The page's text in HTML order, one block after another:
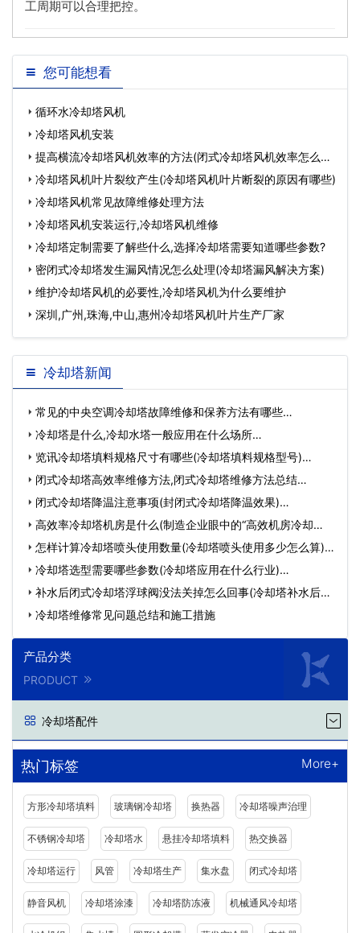
工周期可以合理把控。
您可能想看
循环水冷却塔风机
冷却塔风机安装
提高横流冷却塔风机效率的方法(闭式冷却塔风机效率怎么提
升 冷却塔风机叶片裂纹产生(冷却塔风机叶片断裂的原因有哪些)
冷却塔风机常见故障维修处理方法
冷却塔风机安装运行,冷却塔风机维修
冷却塔定制需要了解些什么,选择冷却塔需要知道哪些参数?
密闭式冷却塔发生漏风情况怎么处理(冷却塔漏风解决方案)
维护冷却塔风机的必要性,冷却塔风机为什么要维护
深圳,广州,珠海,中山,惠州冷却塔风机叶片生产厂家
冷却塔新闻
常见的中央空调冷却塔故障维修和保养方法有哪些…
冷却塔是什么,冷却水塔一般应用在什么场所…
览讯冷却塔填料规格尺寸有哪些(冷却塔填料规格型号)…
闭式冷却塔高效率维修方法,闭式冷却塔维修方法总结…
闭式冷却塔降温注意事项(封闭式冷却塔降温效果)…
高效率冷却塔机房是什么(制造企业眼中的“高效机房冷却
塔”…
怎样计算冷却塔喷头使用数量(冷却塔喷头使用多少怎么算)…
冷却塔选型需要哪些参数(冷却塔应用在什么行业)…
补水后闭式冷却塔浮球阀没法关掉怎么回事(冷却塔补水后浮
球…冷却塔维修常见问题总结和施工措施
产品分类
PRODUCT
冷却塔配件
热门标签 More+
方形冷却塔填料 玻璃钢冷却塔 换热器 冷却塔噪声治理
不锈钢冷却塔 冷却塔水 悬挂冷却塔填料 热交换器
冷却塔运行 风管 冷却塔生产 集水盘 闭式冷却塔
静音风机 冷却塔涂漆 冷却塔防冻液 机械通风冷却塔